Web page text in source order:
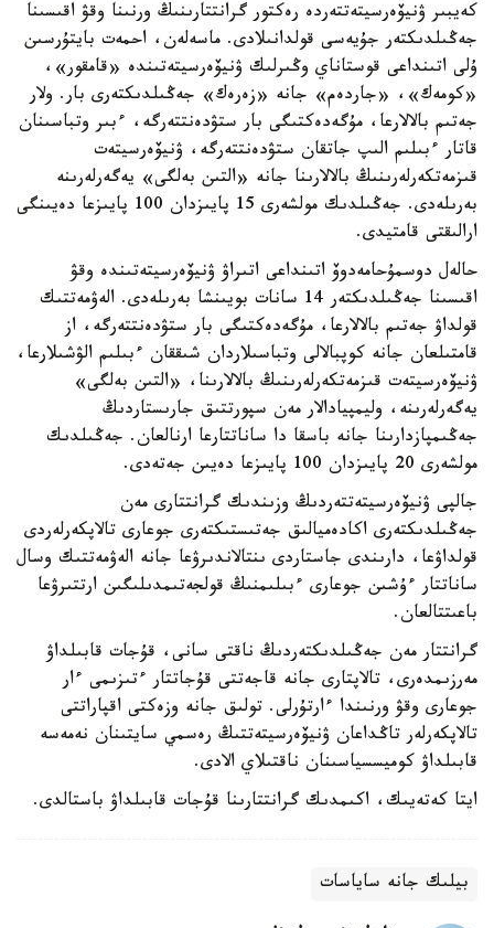
كەيبىر ۋنيۆەرسيتەتتەردە رەكتور گرانتتارىنىڭ ورنىنا وقۋ اقىسىنا
جەڭىلدىكتەر جۇيەسى قولدانىلادى. ماسەلەن، احمەت بايتۇرسىن
ۇلى اتىنداعى قوستاناي وڭىرلىك ۋنيۆەرسيتەتىندە «قامقور»،
«كومەك»، «جاردەم» جانە «زەرەك» جەڭىلدىكتەرى بار. ولار
جەتىم بالالارعا، مۇگەدەكتىگى بار ستۋدەنتتەرگە، ءبىر وتباسىنان
قاتار ءبىلىم الىپ جاتقان ستۋدەنتتەرگە، ۋنيۆەرسيتەت
قىزمەتكەرلەرىنىڭ بالالارىنا جانە «التىن بەلگى» يەگەرلەرىنە
بەرىلەدى. جەڭىلدىك مولشەرى 15 پايىزدان 100 پايىزعا دەيىنگى
ارالىقتى قامتيدى.
حالەل دوسمۇحامەدوۆ اتىنداعى اتىراۋ ۋنيۆەرسيتەتىندە وقۋ
اقىسىنا جەڭىلدىكتەر 14 سانات بويىنشا بەرىلەدى. الەۋمەتتىك
قولداۋ جەتىم بالالارعا، مۇگەدەكتىگى بار ستۋدەنتتەرگە، از
قامتىلعان جانە كوپبالالى وتباسىلاردان شىققان ءبىلىم الۋشىلارعا،
ۋنيۆەرسيتەت قىزمەتكەرلەرىنىڭ بالالارىنا، «التىن بەلگى»
يەگەرلەرىنە، وليمپيادالار مەن سپورتتىق جارىستاردىڭ
جەڭىمپازدارىنا جانە باسقا دا ساناتتارعا ارنالعان. جەڭىلدىك
مولشەرى 20 پايىزدان 100 پايىزعا دەيىن جەتەدى.
جالپى ۋنيۆەرسيتەتتەردىڭ وزىندىك گرانتتارى مەن
جەڭىلدىكتەرى اكادەميالىق جەتىستىكتەرى جوعارى تالاپكەرلەردى
قولداۋعا، دارىندى جاستاردى ىنتالاندىرۋعا جانە الەۋمەتتىك وسال
ساناتتار ءۇشىن جوعارى ءبىلىمنىڭ قولجەتىمدىلىگىن ارتتىرۋعا
باعىتتالعان.
گرانتتار مەن جەڭىلدىكتەردىڭ ناقتى سانى، قۇجات قابىلداۋ
مەرزىمدەرى، تالاپتارى جانە قاجەتتى قۇجاتتار ءتىزىمى ءار
جوعارى وقۋ ورنىندا ءارتۇرلى. تولىق جانە وزەكتى اقپاراتتى
تالاپكەرلەر تاڭداعان ۋنيۆەرسيتەتتىڭ رەسمي سايتىنان نەمەسە
قابىلداۋ كوميسسياسىنان ناقتىلاي الادى.
ايتا كەتەيىك، اكىمدىك گرانتتارىنا قۇجات قابىلداۋ باستالدى.
بيلىك جانە ساياسات